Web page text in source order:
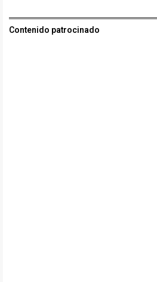
Contenido patrocinado